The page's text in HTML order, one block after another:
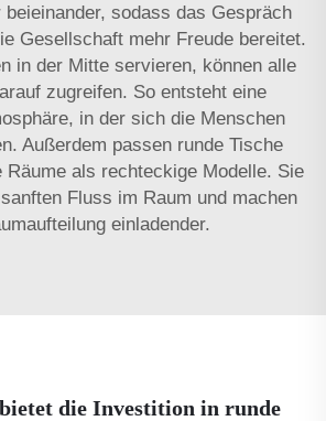
sodass das Gespräch
Gesellschaft mehr Freude bereitet.
in der Mitte servieren, können alle
zugreifen. So entsteht eine
in der sich die Menschen
Außerdem passen runde Tische
Räume als rechteckige Modelle. Sie
Fluss im Raum und machen
einladender.
die Investition in runde